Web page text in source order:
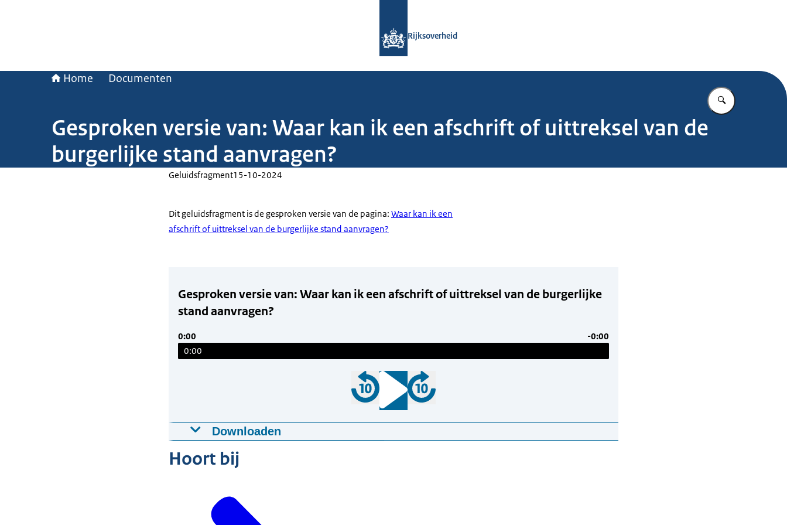
Rijksoverheid
Home Documenten
Vul in wat u
Gesproken versie van: Waar kan ik een afschrift of uittreksel van de
burgerlijke stand aanvragen?
Geluidsfragment15-10-2024
Dit geluidsfragment is de gesproken versie van de pagina: Waar kan ik een
afschrift of uittreksel van de burgerlijke stand aanvragen?
Gesproken versie van: Waar kan ik een afschrift of uittreksel van de burgerlijke
stand aanvragen?
0:00
0:00
-0:00
Downloaden
aanvragen?
Download
Hoort bij